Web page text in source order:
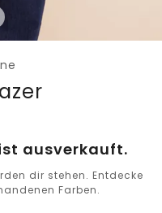
ausverkauft.
dir stehen. Entdecke
Farben.